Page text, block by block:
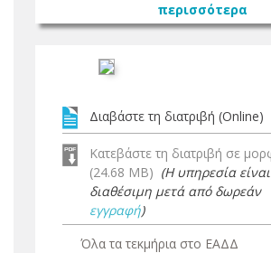
περισσότερα
Διαβάστε τη διατριβή (Online)
Κατεβάστε τη διατριβή σε
(24.68 MB) (Η υπηρεσία είναι
διαθέσιμη μετά από δωρεάν
εγγραφή)
Όλα τα τεκμήρια στο ΕΑΔΔ